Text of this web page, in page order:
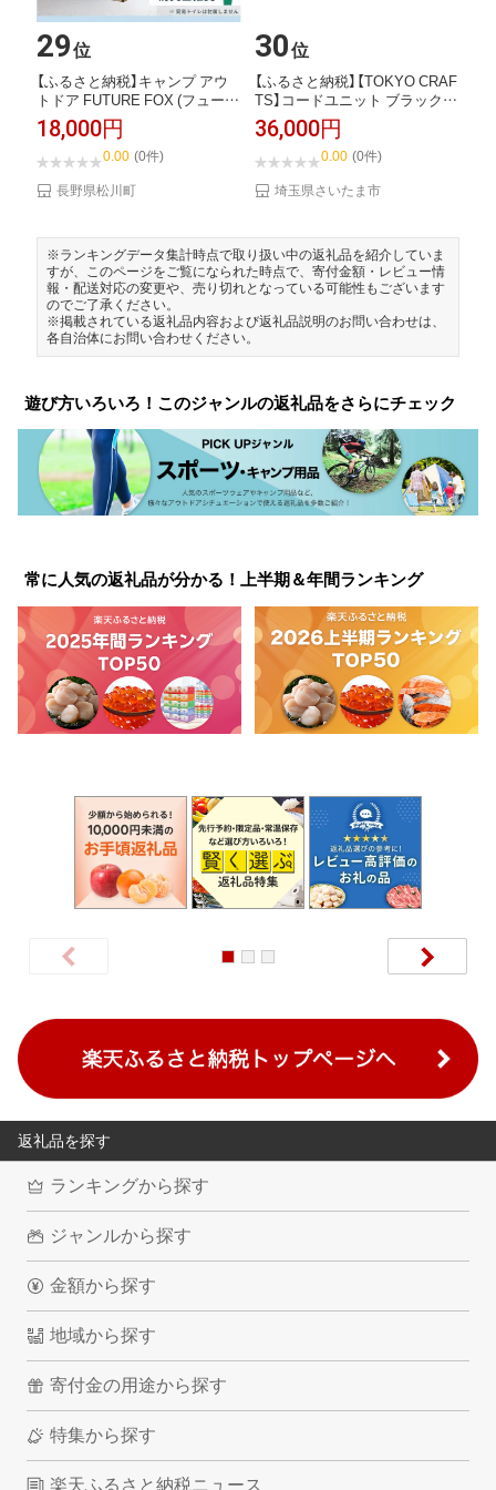
29位
【ふるさと納税】キャンプ アウ
トドア FUTURE FOX (フューチ
ャー...
18,000円
0.00 (0件)
長野県松川町
30位
【ふるさと納税】【TOKYO CRAF
TS】コードユニット ブラック【1
1...
36,000円
0.00 (0件)
埼玉県さいたま市
※ランキングデータ集計時点で取り扱い中の返礼品を紹介していま
すが、このページをご覧になられた時点で、寄付金額・レビュー情
報・配送対応の変更や、売り切れとなっている可能性もございます
のでご了承ください。
※掲載されている返礼品内容および返礼品説明のお問い合わせは、
各自治体にお問い合わせください。
遊び方いろいろ！このジャンルの返礼品をさらにチェック
常に人気の返礼品が分かる！上半期＆年間ランキング
返礼品を探す
ランキングから探す
ジャンルから探す
金額から探す
地域から探す
寄付金の用途から探す
特集から探す
楽天ふるさと納税ニュース